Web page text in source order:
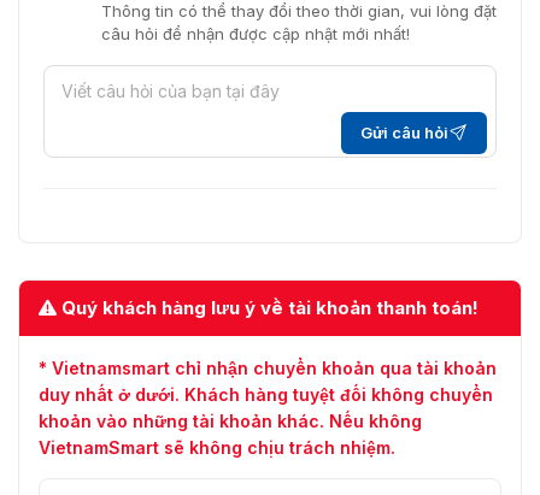
Thông tin có thể thay đổi theo thời gian, vui lòng đặt
câu hỏi để nhận được cập nhật mới nhất!
Gửi câu hỏi
Quý khách hàng lưu ý về tài khoản thanh toán!
* Vietnamsmart chỉ nhận chuyển khoản qua tài khoản
duy nhất ở dưới. Khách hàng tuyệt đối không chuyển
khoản vào những tài khoản khác. Nếu không
VietnamSmart sẽ không chịu trách nhiệm.